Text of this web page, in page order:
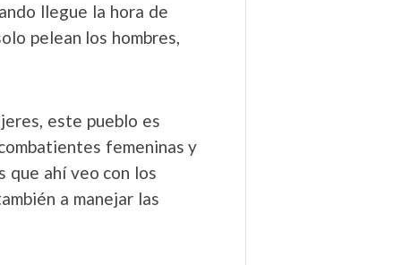
llegue la hora de
pelean los hombres,
este pueblo es
femeninas y
que ahí veo con los
a manejar las